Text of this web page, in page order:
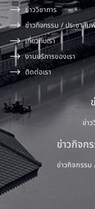
ข่าววิชาการ
ข่าวกิจกรรม / ประชาสัม
เกี่ยวกับเรา
งานบริการของเรา
ติดต่อเรา
ข่า
ข่าวกิจก
ข่าวกิจกรร